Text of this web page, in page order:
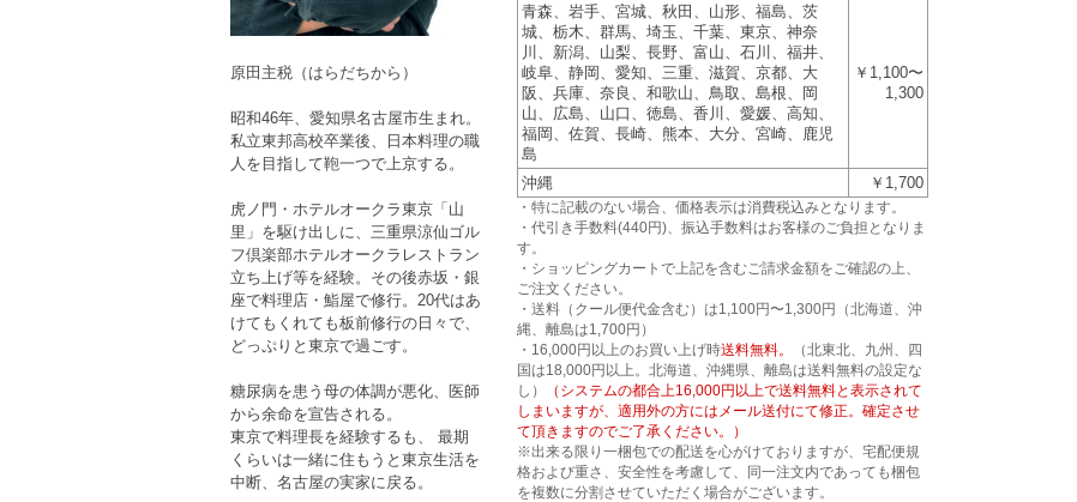
青森、岩手、宮城、秋田、山形、福島、茨
城、栃木、群馬、埼玉、千葉、東京、神奈
川、新潟、山梨、長野、富山、石川、福井、
岐阜、静岡、愛知、三重、滋賀、京都、大
阪、兵庫、奈良、和歌山、鳥取、島根、岡
山、広島、山口、徳島、香川、愛媛、高知、
福岡、佐賀、長崎、熊本、大分、宮崎、鹿児
島
￥1,100〜
1,300
沖縄 ￥1,700
・特に記載のない場合、価格表示は消費税込みとなります。
・代引き手数料(440円)、振込手数料はお客様のご負担となりま
す。
・ショッピングカートで上記を含むご請求金額をご確認の上、
ご注文ください。
・送料（クール便代金含む）は1,100円〜1,300円（北海道、沖
縄、離島は1,700円）
・16,000円以上のお買い上げ時送料無料。
（北東北、九州、四
国は18,000円以上。北海道、沖縄県、離島は送料無料の設定な
し）
（システムの都合上16,000円以上で送料無料と表示されて
しまいますが、適用外の方にはメール送付にて修正。確定させ
て頂きますのでご了承ください。）
※出来る限り一梱包での配送を心がけておりますが、宅配便規
格および重さ、安全性を考慮して、同一注文内であっても梱包
を複数に分割させていただく場合がございます。
原田主税（はらだちから）
昭和46年、愛知県名古屋市生まれ。
私立東邦高校卒業後、日本料理の職
人を目指して鞄一つで上京する。
虎ノ門・ホテルオークラ東京「山
里」を駆け出しに、三重県涼仙ゴル
フ倶楽部ホテルオークラレストラン
立ち上げ等を経験。その後赤坂・銀
座で料理店・鮨屋で修行。20代はあ
けてもくれても板前修行の日々で、
どっぷりと東京で過ごす。
糖尿病を患う母の体調が悪化、医師
から余命を宣告される。
東京で料理長を経験するも、 最期
くらいは一緒に住もうと東京生活を
中断、名古屋の実家に戻る。